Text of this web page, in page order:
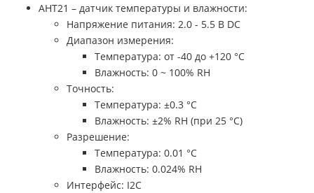
AHT21 – датчик температуры и влажности:
Напряжение питания: 2.0 - 5.5 В DC
Диапазон измерения:
Температура: от -40 до +120 °C
Влажность: 0 ~ 100% RH
Точность:
Температура: ±0.3 °C
Влажность: ±2% RH (при 25 °C)
Разрешение:
Температура: 0.01 °C
Влажность: 0.024% RH
Интерфейс: I2C